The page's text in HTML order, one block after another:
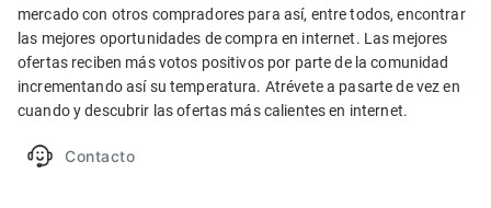
mercado con otros compradores para así, entre todos, encontrar
las mejores oportunidades de compra en internet. Las mejores
ofertas reciben más votos positivos por parte de la comunidad
incrementando así su temperatura. Atrévete a pasarte de vez en
cuando y descubrir las ofertas más calientes en internet.
Contacto